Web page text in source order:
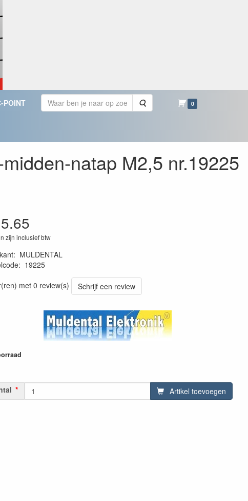
POINT Zoeken 0
natap M2,5 nr.19225
zijn inclusief btw
: MULDENTAL
: 19225
met 0 review(s)
Schrijf een review
Artikel toevoegen